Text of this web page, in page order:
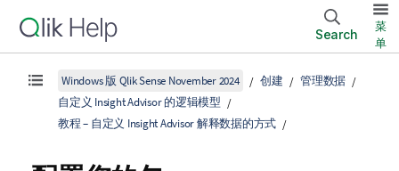
Search
菜
单
Windows 版 Qlik Sense November 2024 创建
管理数据
自定义 Insight Advisor 的逻辑模型
教程 – 自定义 Insight Advisor 解释数据的方式